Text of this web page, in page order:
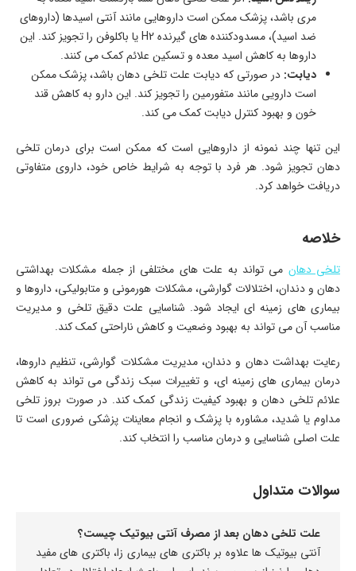
مری باشد، پزشک ممکن است داروهایی مانند آنتی اسیدها (داروهای
ضد اسید)، مسدودکننده های گیرنده H2 یا باکلوفن را تجویز کند. این
داروها به کاهش اسید معده و تسکین علائم کمک می کنند.
دیابت: در صورتی که دیابت علت تلخی دهان باشد، پزشک ممکن
است دارویی مانند متفورمین را تجویز کند. این دارو به کاهش قند
خون و بهبود کنترل دیابت کمک می کند.
این تنها چند نمونه از داروهایی است که ممکن است برای درمان تلخی
دهان تجویز شود. هر فرد با توجه به شرایط خاص خود، داروی متفاوتی
دریافت خواهد کرد.
خلاصه
تلخی دهان می تواند به علت های مختلفی از جمله مشکلات بهداشتی
دهان و دندان، اختلالات گوارشی، مشکلات هورمونی و متابولیکی، داروها و
بیماری های زمینه ای ایجاد شود. شناسایی علت دقیق تلخی و مدیریت
مناسب آن می تواند به بهبود وضعیت و کاهش ناراحتی کمک کند.
رعایت بهداشت دهان و دندان، مدیریت مشکلات گوارشی، تنظیم داروها،
درمان بیماری های زمینه ای، و تغییرات سبک زندگی می تواند به کاهش
علائم تلخی دهان و بهبود کیفیت زندگی کمک کند. در صورت بروز تلخی
مداوم یا شدید، مشاوره با پزشک و انجام معاینات پزشکی ضروری است تا
علت اصلی شناسایی و درمان مناسب را انتخاب کند.
سوالات متداول
علت تلخی دهان بعد از مصرف آنتی بیوتیک چیست؟
آنتی بیوتیک ها علاوه بر باکتری های بیماری زا، باکتری های مفید